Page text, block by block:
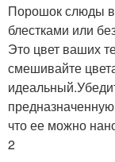
Порошок слюды
блестками или
Это цвет ваших
смешивайте
что ее можно
2